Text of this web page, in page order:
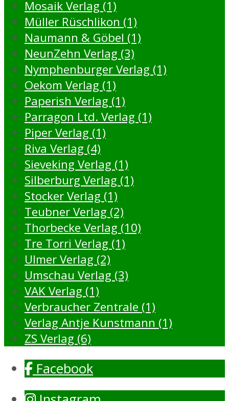
Mosaik Verlag (1)
Müller Rüschlikon (1)
Naumann & Göbel (1)
NeunZehn Verlag (3)
Nymphenburger Verlag (1)
Oekom Verlag (1)
Paperish Verlag (1)
Parragon Ltd. Verlag (1)
Piper Verlag (1)
Riva Verlag (4)
Sieveking Verlag (1)
Silberburg Verlag (1)
Stocker Verlag (1)
Teubner Verlag (2)
Thorbecke Verlag (10)
Tre Torri Verlag (1)
Ulmer Verlag (2)
Umschau Verlag (3)
VAK Verlag (1)
Verbraucher Zentrale (1)
Verlag Antje Kunstmann (1)
ZS Verlag (6)
Facebook